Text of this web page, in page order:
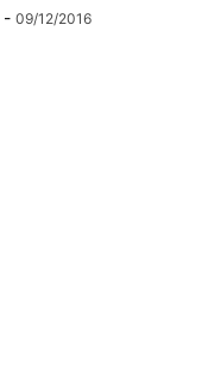
- 09/12/2016